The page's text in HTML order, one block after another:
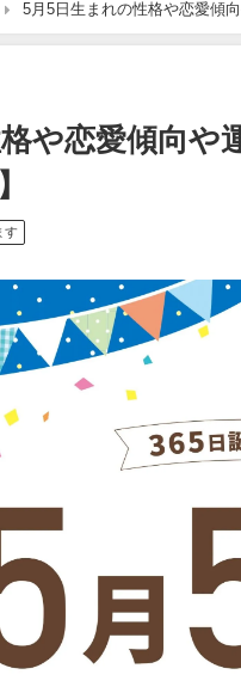
5月5日生まれの性格や恋愛傾
や恋愛傾向や
す